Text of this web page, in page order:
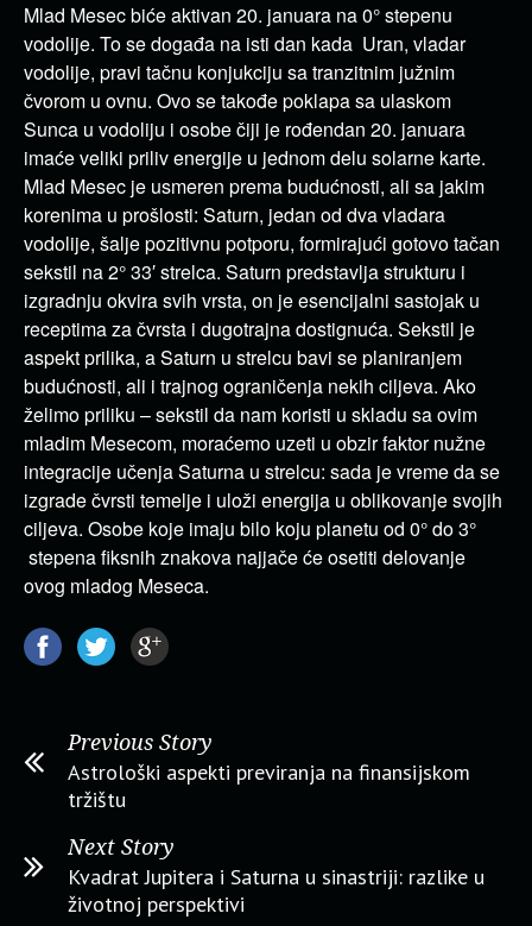
Mlad Mesec biće aktivan 20. januara na 0° stepenu
vodolije. To se događa na isti dan kada Uran, vladar
vodolije, pravi tačnu konjukciju sa tranzitnim južnim
čvorom u ovnu. Ovo se takođe poklapa sa ulaskom
Sunca u vodoliju i osobe čiji je rođendan 20. januara
imaće veliki priliv energije u jednom delu solarne karte.
Mlad Mesec je usmeren prema budućnosti, ali sa jakim
korenima u prošlosti: Saturn, jedan od dva vladara
vodolije, šalje pozitivnu potporu, formirajući gotovo tačan
sekstil na 2° 33′ strelca. Saturn predstavlja strukturu i
izgradnju okvira svih vrsta, on je esencijalni sastojak u
receptima za čvrsta i dugotrajna dostignuća. Sekstil je
aspekt prilika, a Saturn u strelcu bavi se planiranjem
budućnosti, ali i trajnog ograničenja nekih ciljeva. Ako
želimo priliku – sekstil da nam koristi u skladu sa ovim
mladim Mesecom, moraćemo uzeti u obzir faktor nužne
integracije učenja Saturna u strelcu: sada je vreme da se
izgrade čvrsti temelje i uloži energija u oblikovanje svojih
ciljeva. Osobe koje imaju bilo koju planetu od 0° do 3°
stepena fiksnih znakova najjače će osetiti delovanje
ovog mladog Meseca.
Previous Story
Astrološki aspekti previranja na finansijskom
tržištu
Next Story
Kvadrat Jupitera i Saturna u sinastriji: razlike u
životnoj perspektivi